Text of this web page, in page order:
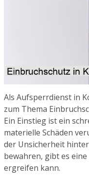
Als Aufsperrdienst in
zum Thema
Ein Einstieg ist ein
materielle Schäden
der Unsicherheit
bewahren, gibt es
ergreifen kann.